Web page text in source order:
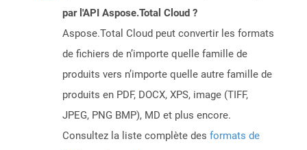
par l'API Aspose.Total Cloud ?
Aspose.Total Cloud peut convertir les formats
de fichiers de n’importe quelle famille de
produits vers n’importe quelle autre famille de
produits en PDF, DOCX, XPS, image (TIFF,
JPEG, PNG BMP), MD et plus encore.
Consultez la liste complète des formats de